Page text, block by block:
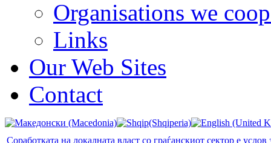
Organisations we
Links
Our Web Sites
Contact
Соработката на локалната власт со граѓанскиот сектор е